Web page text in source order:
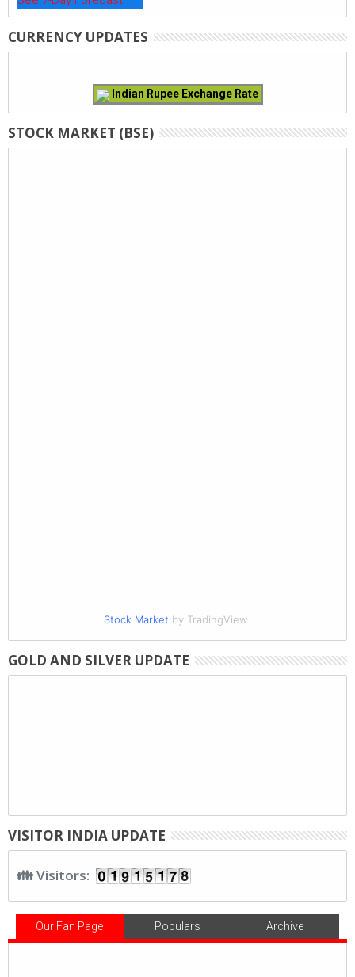
CURRENCY UPDATES
Indian Rupee Exchange Rate
STOCK MARKET (BSE)
Stock Market by TradingView
GOLD AND SILVER UPDATE
VISITOR INDIA UPDATE
👪 Visitors:
Our Fan Page Populars Archive